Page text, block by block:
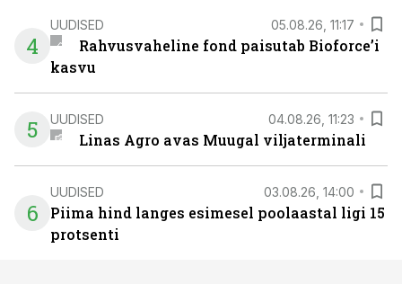
4
UUDISED 05.08.26, 11:17
Rahvusvaheline fond paisutab Bioforce’i
kasvu
5 UUDISED 04.08.26, 11:23
Linas Agro avas Muugal viljaterminali
6
UUDISED 03.08.26, 14:00
Piima hind langes esimesel poolaastal ligi 15
protsenti